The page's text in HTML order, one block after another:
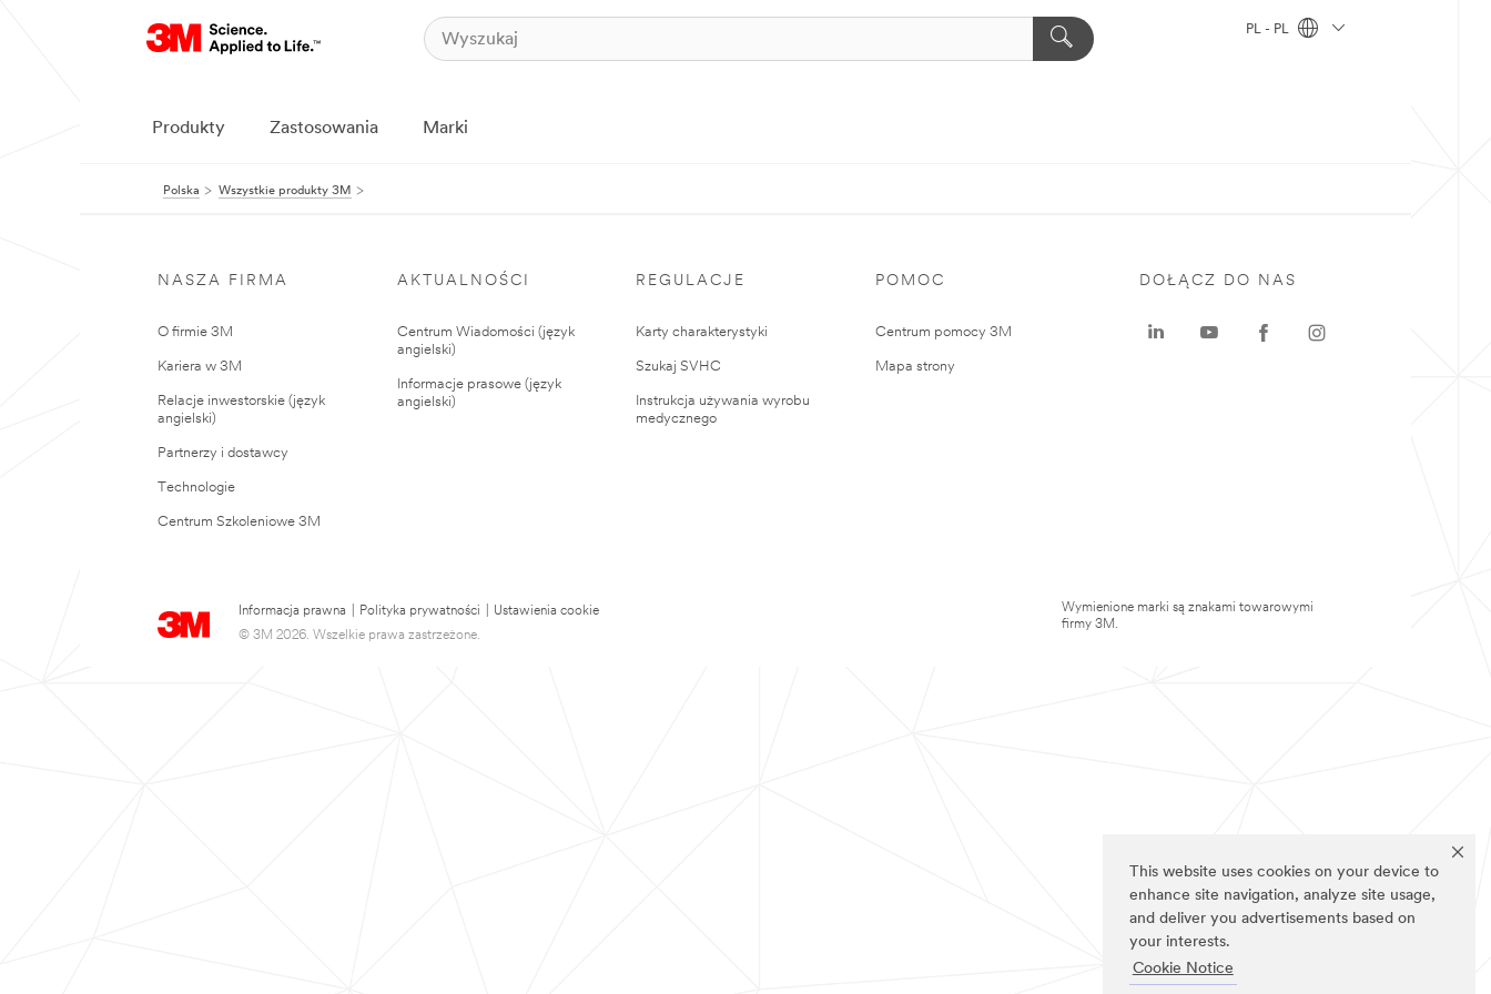
This website uses cookies on your device to
enhance site navigation, analyze site usage,
and deliver you advertisements based on
your interests.
Cookie Notice
PL - PL
Produkty Zastosowania Marki
Polska Wszystkie produkty 3M
NASZA FIRMA
O firmie 3M
Kariera w 3M
Relacje inwestorskie (język
angielski)
Partnerzy i dostawcy
Technologie
Centrum Szkoleniowe 3M
AKTUALNOŚCI
Centrum Wiadomości (język
angielski)
Informacje prasowe (język
angielski)
REGULACJE
Karty charakterystyki
Szukaj SVHC
Instrukcja używania wyrobu
medycznego
POMOC
Centrum pomocy 3M
Mapa strony
Informacja prawna Polityka prywatności
Ustawienia cookie
© 3M 2026. Wszelkie prawa zastrzeżone.
DOŁĄCZ DO NAS
Wymienione marki są znakami towarowymi
firmy 3M.